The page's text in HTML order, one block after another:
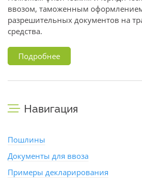
ввозом, таможенным
разрешительных документов на
средства.
Подробнее
Навигация
Пошлины
Документы для ввоза
Примеры декларирования